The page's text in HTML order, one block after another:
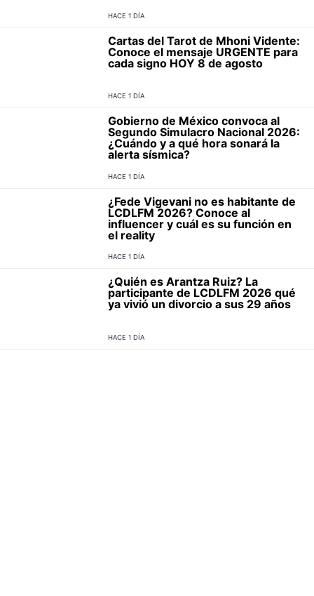
HACE 1 DÍA
Cartas del Tarot de Mhoni Vidente:
Conoce el mensaje URGENTE para
cada signo HOY 8 de agosto
HACE 1 DÍA
Gobierno de México convoca al
Segundo Simulacro Nacional 2026:
¿Cuándo y a qué hora sonará la
alerta sísmica?
HACE 1 DÍA
¿Fede Vigevani no es habitante de
LCDLFM 2026? Conoce al
influencer y cuál es su función en
el reality
HACE 1 DÍA
¿Quién es Arantza Ruiz? La
participante de LCDLFM 2026 qué
ya vivió un divorcio a sus 29 años
HACE 1 DÍA